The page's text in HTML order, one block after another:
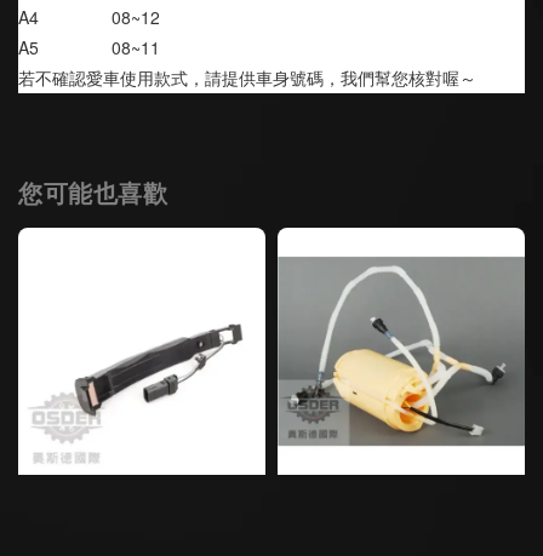
A4               08~12
A5               08~11
若不確認愛車使用款式，請提供車身號碼，我們幫您核對喔～
您可能也喜歡